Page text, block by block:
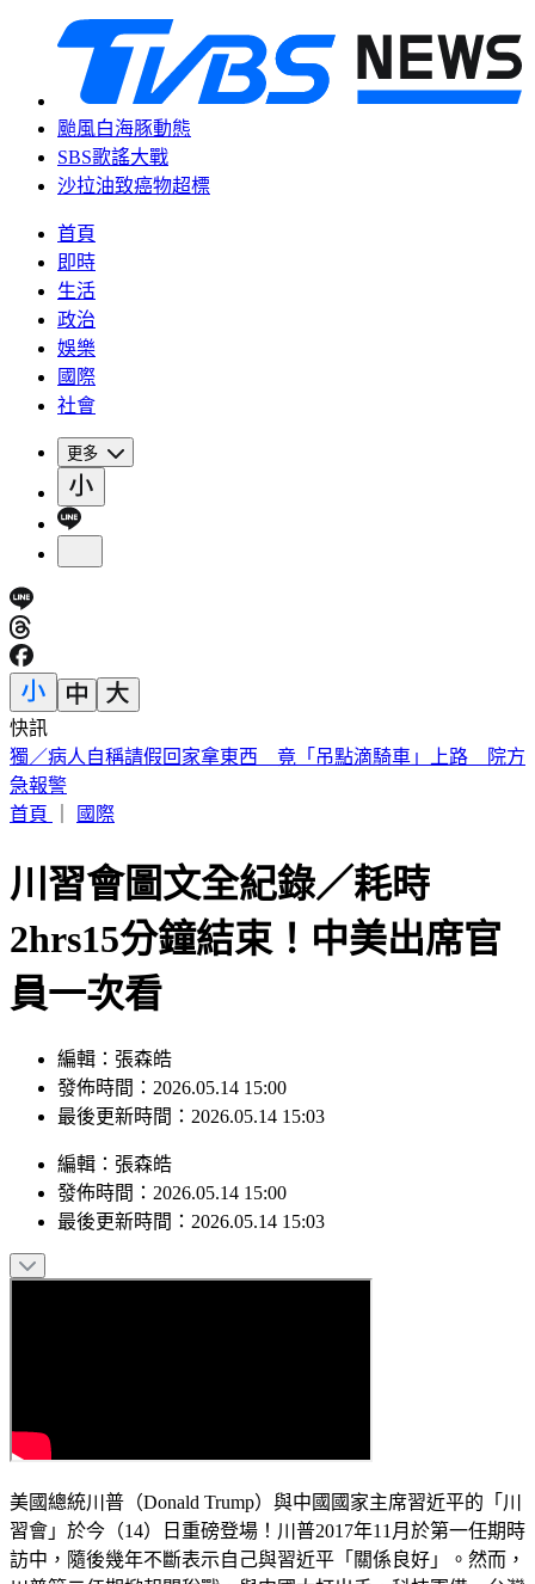
颱風白海豚動態
SBS歌謠大戰
沙拉油致癌物超標
首頁
即時
生活
政治
娛樂
國際
社會
更多
快訊
獨／病人自稱請假回家拿東西 竟「吊點滴騎車」上路 院方
急報警
首頁
國際
川習會圖文全紀錄／耗時
2hrs15分鐘結束！中美出席官
員一次看
編輯：張森皓
發佈時間：2026.05.14 15:00
最後更新時間：2026.05.14 15:03
編輯 ： 張森皓
發佈時間： 2026.05.14 15:00
最後更新時間： 2026.05.14 15:03
美國總統川普（Donald Trump）與中國國家主席習近平的「川
習會」於今（14）日重磅登場！川普2017年11月於第一任期時
訪中，隨後幾年不斷表示自己與習近平「關係良好」。然而，